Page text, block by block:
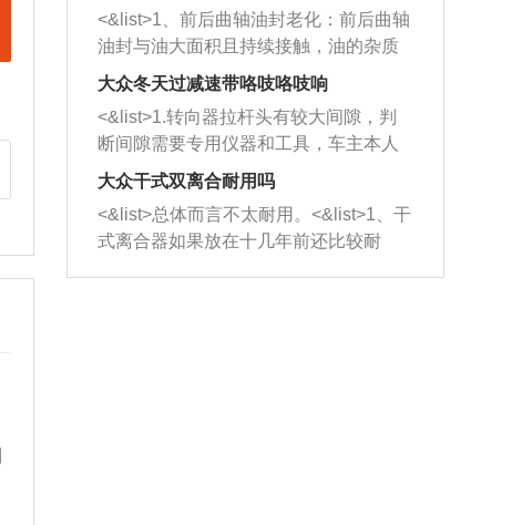
西取出来。但如果是因为积碳过多引起
的堵塞，就需要将三元催化器泡在草酸
洗剂对堵塞的情况得到解决，将清洗剂
放在燃油箱中，与燃油混合后，车辆启
动时，就可以和汽油一起进入到燃烧
室，最后形成废气排出，就可以让三元
催化器得到清洗，排气管堵塞的情况就
能够得到解决。
一圈半的练习，往右同样也要打相同的
圈数。 <&list>3、最后强调要反复练
习，这样就可以形成肌肉记忆，在真实
驾驶车辆时，不需要记忆也能打好方
向。
<&list>1、前后曲轴油封老化：前后曲轴
油封与油大面积且持续接触，油的杂质
和发动机内持续温度变化使其密封效果
逐渐减弱，导致渗油或漏油。<&list>2、
活塞间隙过大：积碳会使活塞环与缸体
的间隙扩大，导致机油流入燃烧室中，
造成烧机油。<&list>3、机油粘度。使用
机油粘度过小的话，同样会有烧机油现
象，机油粘度过小具有很好的流动性，
大众冬天过减速带咯吱咯吱响
<&list>1.转向器拉杆头有较大间隙，判
断间隙需要专用仪器和工具，车主本人
无法制作，需要将车辆送到修理厂或4s
店；<&list>2.车辆半轴套管防尘罩破
裂，破裂后会出现漏油现象，使半轴磨
损严重，磨损的半轴容易损坏，产生异
响；<&list>3.稳定器的转向胶套和球头
大众干式双离合耐用吗
<&list>总体而言不太耐用。<&list>1、干
式离合器如果放在十几年前还比较耐